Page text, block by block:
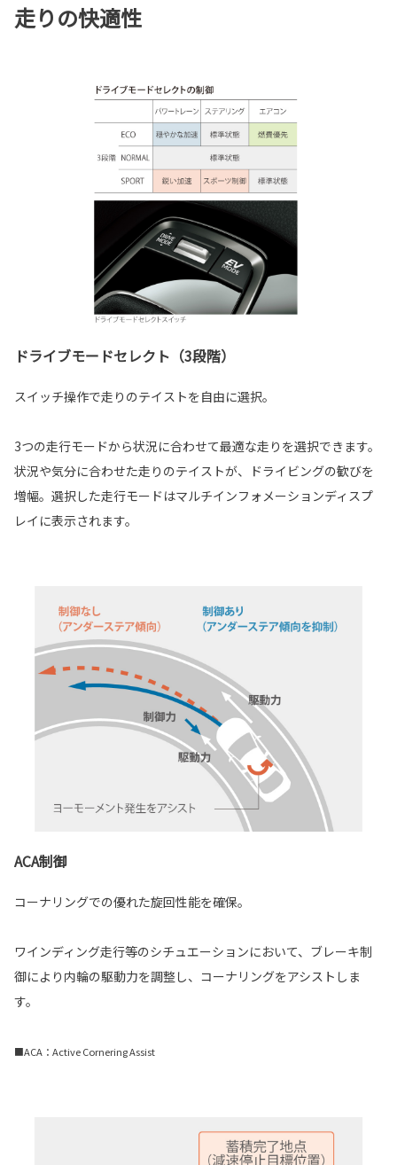
走りの快適性
ドライブモードセレクト（3段階）
スイッチ操作で走りのテイストを自由に選択。
3つの走行モードから状況に合わせて最適な走りを選択できます。
状況や気分に合わせた走りのテイストが、ドライビングの歓びを
増幅。選択した走行モードはマルチインフォメーションディスプ
レイに表示されます。
ACA制御
コーナリングでの優れた旋回性能を確保。
ワインディング走行等のシチュエーションにおいて、ブレーキ制
御により内輪の駆動力を調整し、コーナリングをアシストしま
す。
■ACA：Active Cornering Assist